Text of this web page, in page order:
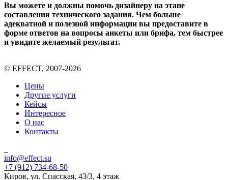
Вы можете и должны помочь дизайнеру на этапе
составления технического задания. Чем больше
адекватной и полезной информации вы предоставите в
форме ответов на вопросы анкеты или брифа, тем быстрее
и увидите желаемый результат.
© EFFECT, 2007-2026
Цены
Другие услуги
Кейсы
Интересное
О нас
Контакты
info@effect.su
+7 (912) 734-68-50
Киров, ул. Спасская, 43/3, 4 этаж